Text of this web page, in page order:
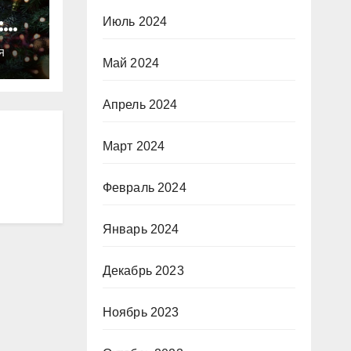
Июль 2024
Май 2024
Апрель 2024
Март 2024
Февраль 2024
Январь 2024
Декабрь 2023
Ноябрь 2023